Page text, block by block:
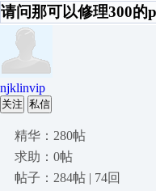
请问那可以修理300的
njklinvip
关注 私信
精华：280帖
求助：0帖
帖子：284帖 | 74回